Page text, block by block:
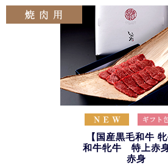
【国産黒毛和牛 牝
和牛牝牛 特上赤
赤身